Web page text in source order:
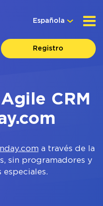
Española
Registro
CRM
a través de la
sin programadores y